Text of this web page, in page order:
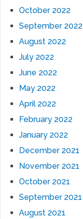
October 2022
September 2022
August 2022
July 2022
June 2022
May 2022
April 2022
February 2022
January 2022
December 2021
November 2021
October 2021
September 2021
August 2021